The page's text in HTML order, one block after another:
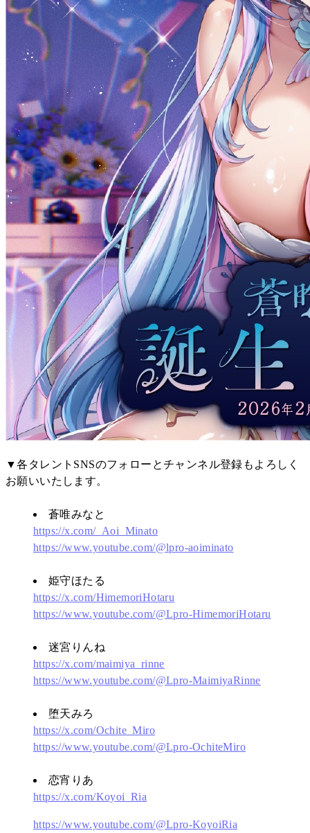
▼各タレントSNSのフォローとチャンネル登録もよろしく
お願いいたします。
蒼唯みなと
https://x.com/_Aoi_Minato
https://www.youtube.com/@lpro-aoiminato
姫守ほたる
https://x.com/HimemoriHotaru
https://www.youtube.com/@Lpro-HimemoriHotaru
迷宮りんね
https://x.com/maimiya_rinne
https://www.youtube.com/@Lpro-MaimiyaRinne
堕天みろ
https://x.com/Ochite_Miro
https://www.youtube.com/@Lpro-OchiteMiro
恋宵りあ
https://x.com/Koyoi_Ria
https://www.youtube.com/@Lpro-KoyoiRia